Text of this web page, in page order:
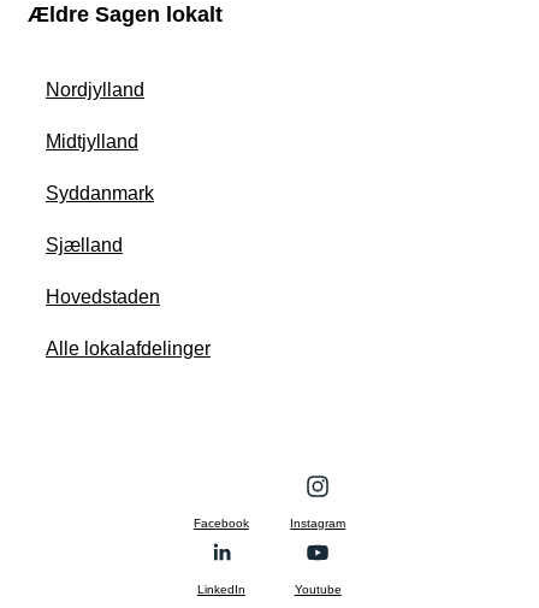
Ældre Sagen lokalt
Nordjylland
Midtjylland
Syddanmark
Sjælland
Hovedstaden
Alle lokalafdelinger
Facebook Instagram
LinkedIn Youtube